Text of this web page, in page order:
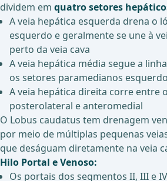
dividem em quatro setores
A veia hepática esquerda drena o
esquerdo e geralmente se une à
perto da veia cava
A veia hepática média segue a
os setores paramedianos
A veia hepática direita corre entre
posterolateral e anteromedial
O Lobus caudatus tem drenagem
por meio de múltiplas pequenas
que deságuam diretamente na veia
Hilo Portal e Venoso:
Os portais dos segmentos II, III e